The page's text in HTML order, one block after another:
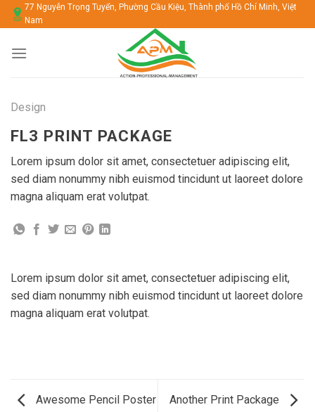
Chuyển
đến
dung
77 Nguyễn Trọng Tuyển, Phường Cầu Kiệu, Thành phố Hồ Chí Minh, Việt
Nam
Design
FL3 PRINT PACKAGE
Lorem ipsum dolor sit amet, consectetuer adipiscing elit,
sed diam nonummy nibh euismod tincidunt ut laoreet dolore
magna aliquam erat volutpat.
Lorem ipsum dolor sit amet, consectetuer adipiscing elit,
sed diam nonummy nibh euismod tincidunt ut laoreet dolore
magna aliquam erat volutpat.
Awesome Pencil Poster Another Print Package